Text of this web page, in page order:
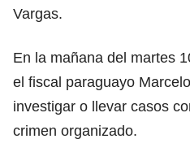
Vargas.
En la mañana del martes
el fiscal paraguayo
investigar o llevar casos
crimen organizado.